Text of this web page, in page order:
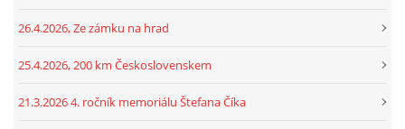
26.4.2026, Ze zámku na hrad
25.4.2026, 200 km Československem
21.3.2026 4. ročník memoriálu Štefana Číka